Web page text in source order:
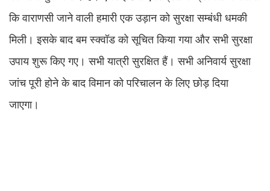
कि वाराणसी जाने वाली हमारी एक उड़ान को सुरक्षा सम्बंधी धमकी
मिली। इसके बाद बम स्क्वॉड को सूचित किया गया और सभी सुरक्षा
उपाय शुरू किए गए। सभी यात्री सुरक्षित हैं। सभी अनिवार्य सुरक्षा
जांच पूरी होने के बाद विमान को परिचालन के लिए छोड़ दिया
जाएगा।